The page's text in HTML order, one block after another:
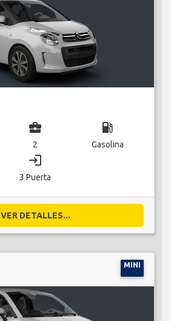
business_center
2
local_gas_station
Gasolina
login
3 Puerta
VER DETALLES...
MINI